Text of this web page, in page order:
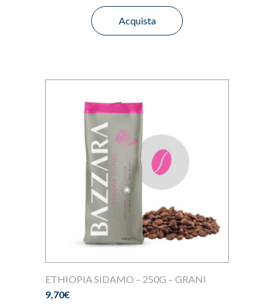
Acquista
ETHIOPIA SIDAMO – 250G – GRANI
9,70€